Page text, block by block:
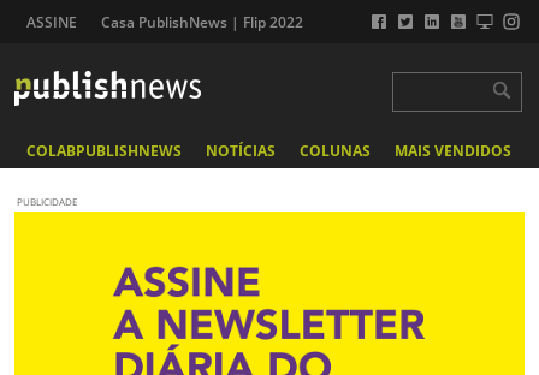
ASSINE Casa PublishNews | Flip 2022
COLABPUBLISHNEWS NOTÍCIAS COLUNAS MAIS VENDIDOS
PUBLICIDADE